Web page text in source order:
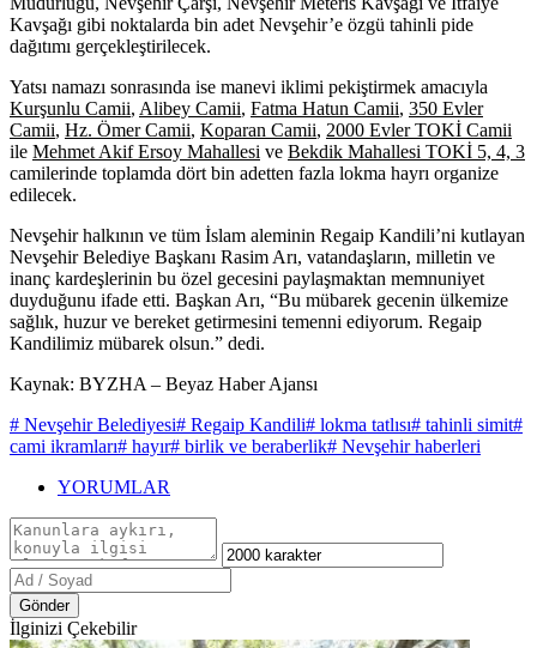
Kavşağı gibi noktalarda bin adet Nevşehir’e özgü tahinli pide
dağıtımı gerçekleştirilecek.
Yatsı namazı sonrasında ise manevi iklimi pekiştirmek amacıyla
Kurşunlu Camii, Alibey Camii, Fatma Hatun Camii, 350 Evler
Camii, Hz. Ömer Camii, Koparan Camii, 2000 Evler TOKİ Camii
ile Mehmet Akif Ersoy Mahallesi ve Bekdik Mahallesi TOKİ 5, 4, 3
camilerinde toplamda dört bin adetten fazla lokma hayrı organize
edilecek.
Nevşehir halkının ve tüm İslam aleminin Regaip Kandili’ni kutlayan
Nevşehir Belediye Başkanı Rasim Arı, vatandaşların, milletin ve
inanç kardeşlerinin bu özel gecesini paylaşmaktan memnuniyet
duyduğunu ifade etti. Başkan Arı, “Bu mübarek gecenin ülkemize
sağlık, huzur ve bereket getirmesini temenni ediyorum. Regaip
Kandilimiz mübarek olsun.” dedi.
Kaynak: BYZHA – Beyaz Haber Ajansı
# Nevşehir Belediyesi# Regaip Kandili# lokma tatlısı# tahinli simit#
cami ikramları# hayır# birlik ve beraberlik# Nevşehir haberleri
YORUMLAR
Gönder
İlginizi Çekebilir